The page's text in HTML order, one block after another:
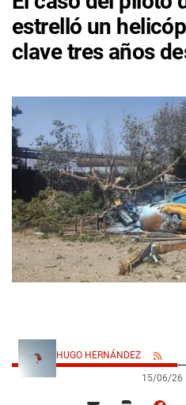
estrelló un
clave tres años
HUGO HERNÁNDEZ
15/06/26 |